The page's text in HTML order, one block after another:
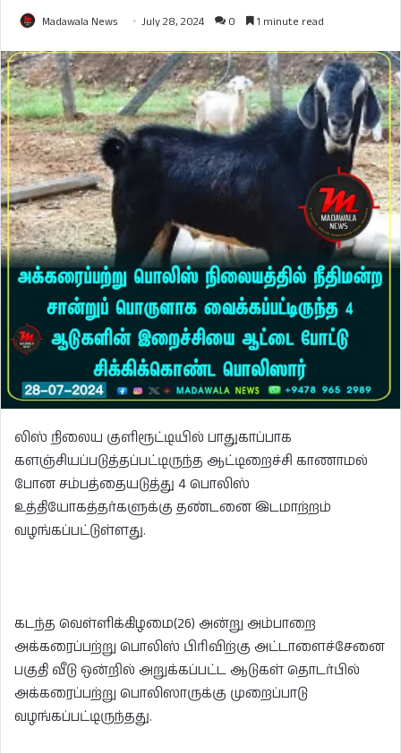
Madawala News July 28, 2024 0 1 minute read
லிஸ் நிலைய குளிரூட்டியில் பாதுகாப்பாக
களஞ்சியப்படுத்தப்பட்டிருந்த ஆட்டிறைச்சி காணாமல்
போன சம்பத்தையடுத்து 4 பொலிஸ்
உத்தியோகத்தர்களுக்கு தண்டனை இடமாற்றம்
வழங்கப்பட்டுள்ளது.
கடந்த வெள்ளிக்கிழமை(26) அன்று அம்பாறை
அக்கரைப்பற்று பொலிஸ் பிரிவிற்கு அட்டாளைச்சேனை
பகுதி வீடு ஒன்றில் அறுக்கப்பட்ட ஆடுகள் தொடர்பில்
அக்கரைப்பற்று பொலிஸாருக்கு முறைப்பாடு
வழங்கப்பட்டிருந்தது.